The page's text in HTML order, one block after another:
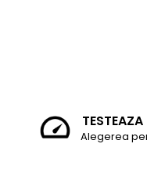
Alegerea